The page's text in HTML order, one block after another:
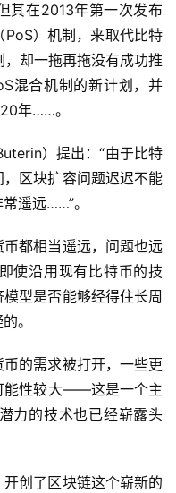
其在2013年第一次发布
）机制，来取代比特
却一拖再拖没有成功推
混合机制的新计划，并
年……。
）提出：“由于比特
区块扩容问题迟迟不能
遥远……”。
都相当遥远，问题也远
使沿用现有比特币的技
型是否能够经得住长周
。
的需求被打开，一些更
能性较大——这是一个主
力的技术也已经崭露头
创了区块链这个崭新的